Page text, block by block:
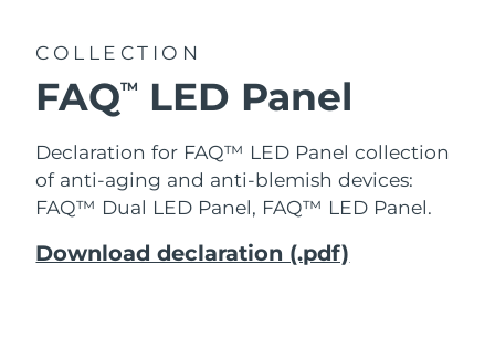
COLLECTION
FAQTM LED Panel
Declaration for FAQ™ LED Panel collection
of anti-aging and anti-blemish devices:
FAQ™ Dual LED Panel, FAQ™ LED Panel.
Download declaration (.pdf)